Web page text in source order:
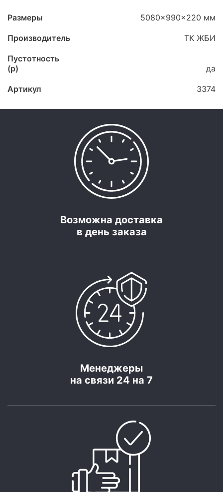
Размеры 5080x990x220 мм
Производитель ТК ЖБИ
Пустотность
(p)
да
Артикул 3374
Возможна доставка
в день заказа
Менеджеры
на связи 24 на 7